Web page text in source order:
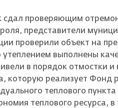
сдал проверяющим
представители
проверили объект на
выполнены
в порядок отмостки
которую реализует
теплового
теплового ресурса, в